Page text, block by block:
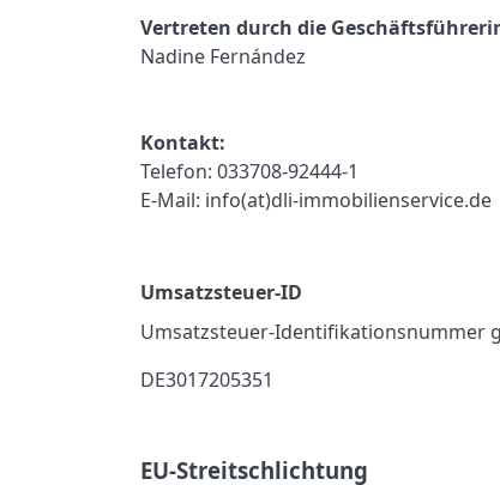
Vertreten durch die
Nadine Fernández
Kontakt:
Telefon: 033708-92444-1
E-Mail: info(at)dli-immobilienservice.de
Umsatzsteuer-ID
Umsatzsteuer-Identifikationsnummer
DE3017205351
EU-Streitschlichtung